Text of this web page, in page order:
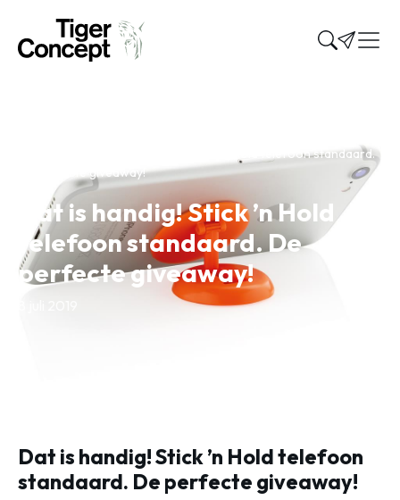
Dat is handig! Stick ’n Hold telefoon standaard.
De perfecte giveaway!
Dat is handig! Stick ’n Hold
telefoon standaard. De
perfecte giveaway!
Dat is handig! Stick ’n Hold telefoon
standaard. De perfecte giveaway!